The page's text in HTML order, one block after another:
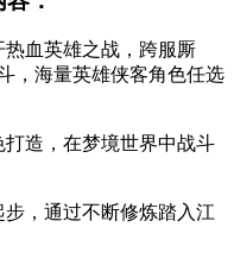
血英雄之战，跨服厮
，海量英雄侠客角色任选
造，在梦境世界中战斗
，通过不断修炼踏入江